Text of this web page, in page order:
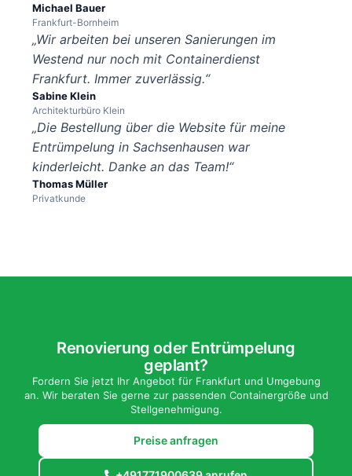
Michael Bauer
Frankfurt-Bornheim
„Wir arbeiten bei unseren Sanierungen im
Westend nur noch mit Containerdienst
Frankfurt. Immer zuverlässig.“
Sabine Klein
Architekturbüro Klein
„Die Bestellung über die Website für meine
Entrümpelung in Sachsenhausen war
kinderleicht. Danke an das Team!“
Thomas Müller
Privatkunde
Renovierung oder Entrümpelung
geplant?
Fordern Sie jetzt Ihr Angebot für Frankfurt und Umgebung
an. Wir beraten Sie gerne zur passenden Containergröße und
Stellgenehmigung.
Preise anfragen